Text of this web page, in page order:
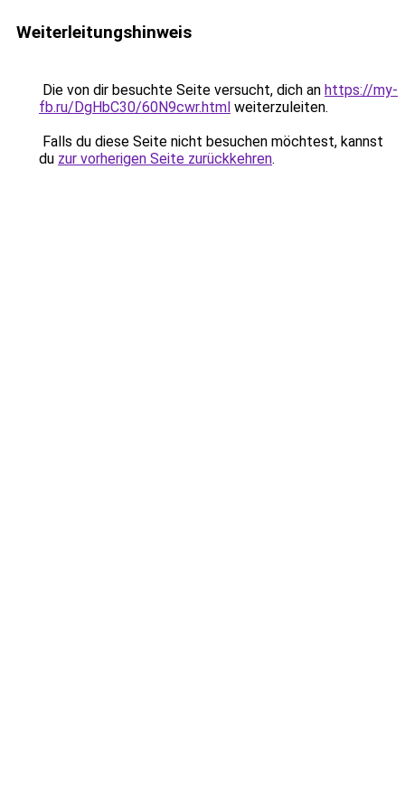
Weiterleitungshinweis
Die von dir besuchte Seite versucht, dich an https://my-
fb.ru/DgHbC30/60N9cwr.html weiterzuleiten.
Falls du diese Seite nicht besuchen möchtest, kannst
du zur vorherigen Seite zurückkehren.